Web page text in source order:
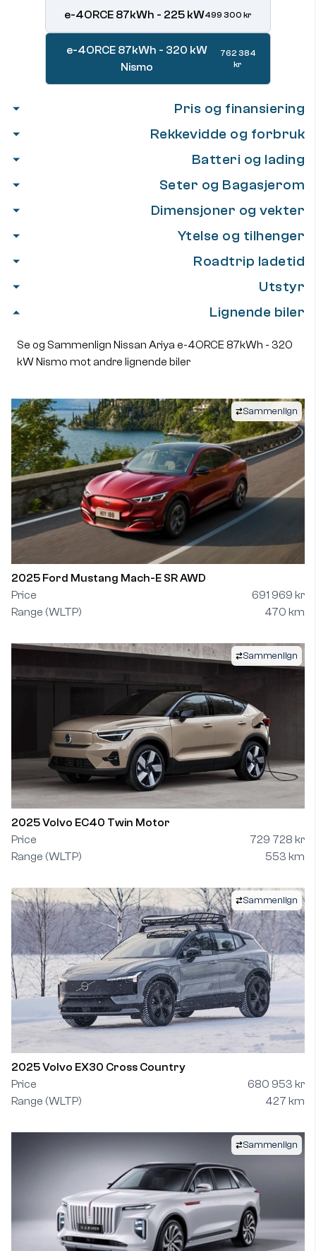
e-4ORCE 87kWh - 225 kW499 300 kr
e-4ORCE 87kWh - 320 kW
Nismo
762 384
kr
Pris og finansiering
Rekkevidde og forbruk
Batteri og lading
Seter og Bagasjerom
Dimensjoner og vekter
Ytelse og tilhenger
Roadtrip ladetid
Utstyr
Lignende biler
Se og Sammenlign Nissan Ariya e-4ORCE 87kWh - 320
kW Nismo mot andre lignende biler
Sammenlign
2025 Ford Mustang Mach-E SR AWD
Price
691 969 kr
Range (WLTP)
470 km
Sammenlign
2025 Volvo EC40 Twin Motor
Price
729 728 kr
Range (WLTP)
553 km
Sammenlign
2025 Volvo EX30 Cross Country
Price
680 953 kr
Range (WLTP)
427 km
Sammenlign